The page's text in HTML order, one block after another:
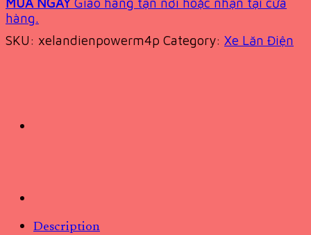
hàng.
SKU: xelandienpowerm4p Category: Xe Lăn Điện
Description